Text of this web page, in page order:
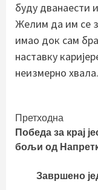
буду дванаести
Желим да им се
имао док сам
наставку
неизмерно хвала.
Continue
Reading
Претходна
Победа за крај
бољи од
Завршено